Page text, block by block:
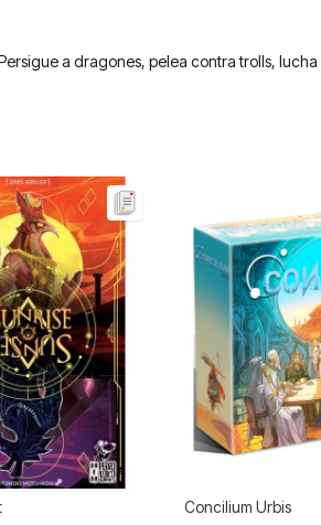
a dragones, pelea contra trolls,
Concilium Urbis